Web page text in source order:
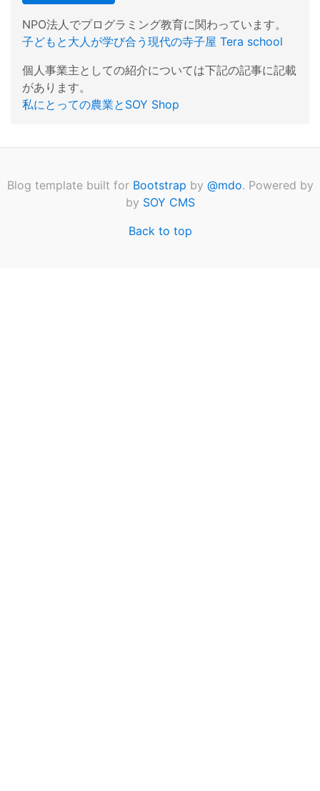
NPO法人でプログラミング教育に関わっています。
子どもと大人が学び合う現代の寺子屋 Tera school
個人事業主としての紹介については下記の記事に記載
があります。
私にとっての農業とSOY Shop
Blog template built for Bootstrap by @mdo. Powered by
by SOY CMS
Back to top